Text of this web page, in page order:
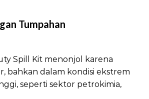
Tumpahan
Spill Kit menonjol karena
bahkan dalam kondisi ekstrem
seperti sektor petrokimia,